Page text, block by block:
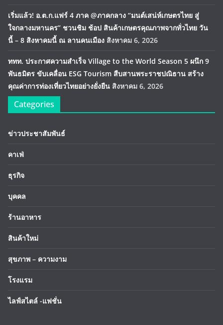
เริ่มแล้ว! อ.ต.ก.แฟร์ 4 ภาค @ภาคกลาง “มนต์เสน่ห์เกษตรไทย สู่
ใจกลางมหานคร” ชวนชิม ช้อป สินค้าเกษตรคุณภาพจากทั่วไทย วัน
นี้ – 8 สิงหาคมนี้ ณ ลานคนเมือง สิงหาคม 6, 2026
ททท. ประกาศความสำเร็จ Village to the World Season 5 ผนึก 9
พันธมิตร ขับเคลื่อน ESG Tourism สืบสานพระราชปณิธาน สร้าง
คุณค่าการท่องเที่ยวไทยอย่างยั่งยืน สิงหาคม 6, 2026
Categories
ข่าวประชาสัมพันธ์
คาเฟ่
ธุรกิจ
บุคคล
ร้านอาหาร
สินค้าใหม่
สุขภาพ – ความงาม
โรงแรม
ไลฟ์สไตล์ -แฟชั่น